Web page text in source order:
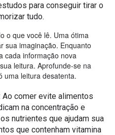
para conseguir tirar o
tudo.
o que você lê. Uma ótima
sua imaginação. Enquanto
cada informação nova
leitura. Aprofunde-se na
uma leitura desatenta.
Ao comer evite alimentos
na concentração e
nutrientes que ajudam sua
que contenham vitamina